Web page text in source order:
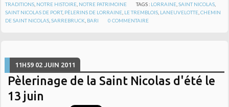
TRADITIONS NOTRE HISTOIRE NOTRE PATRIMOINE TAGS : LORRAINE ,SAINT NICOLAS
SAINT NICOLAS DE PORT, PÈLERINS DE LORRAINE LE TREMBLOIS LANEUVELOTTE ,CHEMIN
DE SAINT NICOLAS ,SARREBRUCK BARI 0 COMMENTAIRE
11H59 02 JUIN 2011
Pèlerinage de la Saint Nicolas d'été le
13 juin